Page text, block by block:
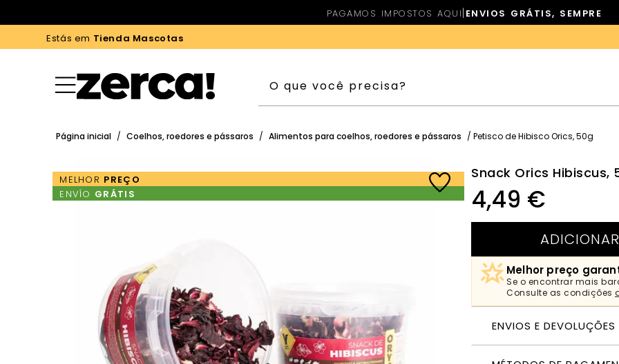
PAGAMOS IMPOSTOS AQUI| ENVIOS GRÁTIS, SEMPRE
Estás em Tienda Mascotas
Página inicial / Coelhos, roedores e pássaros / Alimentos para coelhos, roedores e pássaros / Petisco de Hibisco Orics, 50g
MELHOR PREÇO
ENVÍO GRÁTIS
Snack Orics Hibiscus,
4,49 €
Melhor preço
Se o encontrar mais
Consulte as condições
ENVIOS E DEVOLUÇÕES